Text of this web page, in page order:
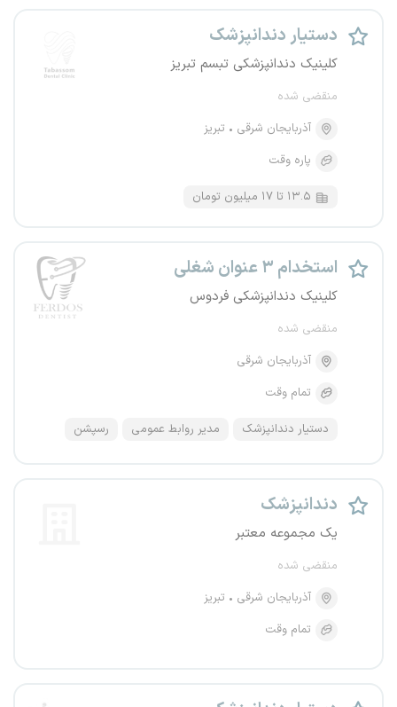
دستیار دندانپزشک
کلینیک دندانپزشکی تبسم تبریز
منقضی شده
آذربایجان شرقی
تبریز
پاره وقت
۱۳.۵ تا ۱۷ میلیون تومان
استخدام ۳ عنوان شغلی
کلینیک‌ دندانپزشکی فردوس
منقضی شده
آذربایجان شرقی
تمام وقت
دستیار دندانپزشک مدیر روابط عمومی رسپشن
دندانپزشک
یک مجموعه معتبر
منقضی شده
آذربایجان شرقی
تبریز
تمام وقت